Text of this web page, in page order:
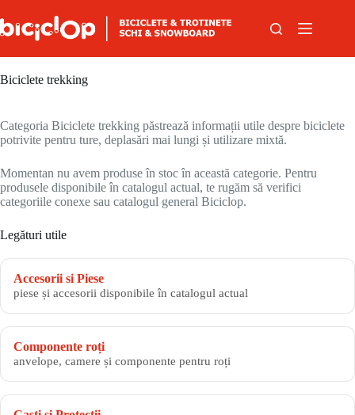
Biciclete trekking
Categoria Biciclete trekking păstrează informații utile despre biciclete
potrivite pentru ture, deplasări mai lungi și utilizare mixtă.
Momentan nu avem produse în stoc în această categorie. Pentru
produsele disponibile în catalogul actual, te rugăm să verifici
categoriile conexe sau catalogul general Biciclop.
Legături utile
Accesorii si Piese
piese și accesorii disponibile în catalogul actual
Componente roți
anvelope, camere și componente pentru roți